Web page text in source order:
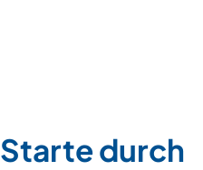
Starte durch